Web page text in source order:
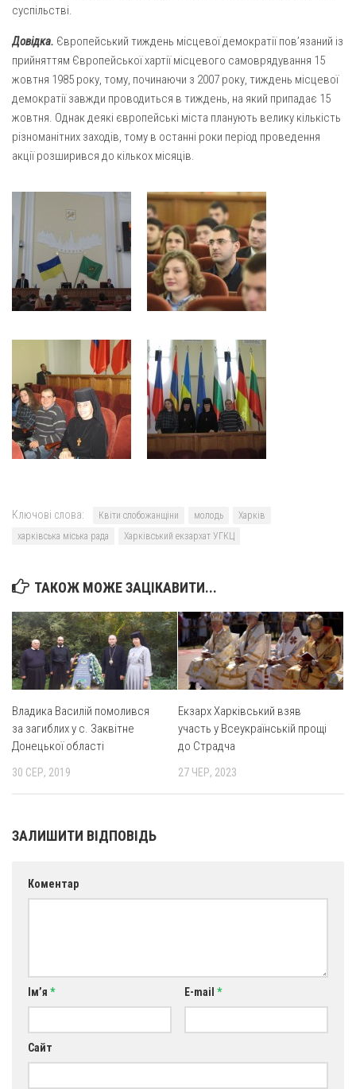
Свято-Івано-Павлівський монастир сестер Згромадження
Монастир сестер милосердя Св. Вінкентія. Дім Милосердя
Монастир Успення Пресвятої Богородиці Сестер Чину
Святого Василія Великого
Комісії
Катехитична комісія
Комісія у справах родини
Комісія з питань душпастирства охорони здоров’я
Спільноти
Квіти Слобожанщини
Харківщина
Полтавщина
Сумщина
Оголошення
Трансляції
суспільстві.
Довідка. Європейський тиждень місцевої демократії пов’язаний із
прийняттям Європейської хартії місцевого самоврядування 15
жовтня 1985 року, тому, починаючи з 2007 року, тиждень місцевої
демократії завжди проводиться в тиждень, на який припадає 15
жовтня. Однак деякі європейські міста планують велику кількість
різноманітних заходів, тому в останні роки період проведення
акції розширився до кількох місяців.
Ключові слова: Квіти слобожанщіни молодь
Харків
харківська міська рада
Харківський екзархат УГКЦ
ТАКОЖ МОЖЕ ЗАЦІКАВИТИ...
Владика Василій помолився
за загиблих у с. Заквітне
Донецької області
30 СЕР, 2019
Екзарх Харківський взяв
участь у Всеукраїнській прощі
до Страдча
27 ЧЕР, 2023
ЗАЛИШИТИ ВІДПОВІДЬ
Коментар
Ім’я * E-mail *
Сайт